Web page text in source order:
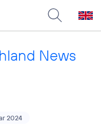
News
2024